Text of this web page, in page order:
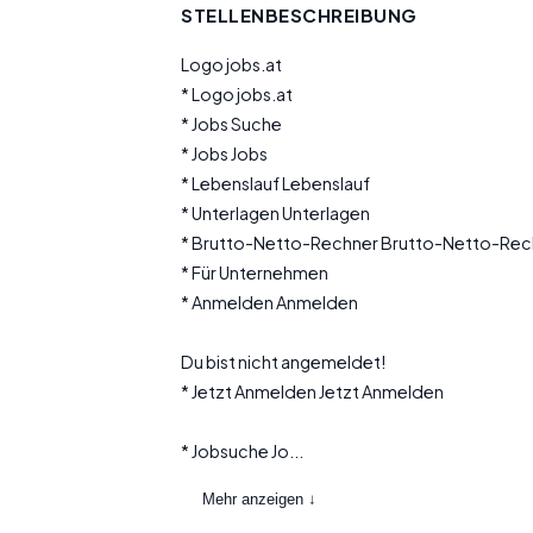
STELLENBESCHREIBUNG
Logo jobs.at
* Logo jobs.at
* Jobs Suche
* Jobs Jobs
* Lebenslauf Lebenslauf
* Unterlagen Unterlagen
* Brutto-Netto-Rechner Brutto-Netto-
* Für Unternehmen
* Anmelden Anmelden
Du bist nicht angemeldet!
* Jetzt Anmelden Jetzt Anmelden
* Jobsuche Jo...
Mehr anzeigen ↓